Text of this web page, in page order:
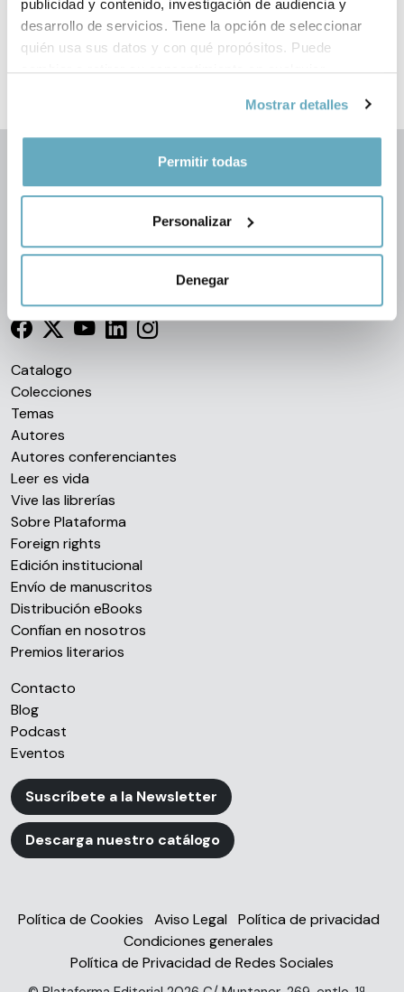
publicidad y contenido, investigación de audiencia y
desarrollo de servicios. Tiene la opción de seleccionar
quién usa sus datos y con qué propósitos. Puede
cambiar o retirar su consentimiento en cualquier
Si lo permite, también quisiéramos:
geográfica que puede tener una precisión de varios
Identificar su dispositivo analizándolo activamente
datos personales y establezca sus preferencias en la
consentimiento en cualquier momento en la Declaración
de cookies.
Las cookies de este sitio web se usan para personalizar
el contenido y los anuncios, ofrecer funciones de redes
sociales y analizar el tráfico. Además, compartimos
información sobre el uso que haga del sitio web con
nuestros partners de redes sociales, publicidad y análisis
web, quienes pueden combinarla con otra información
que les haya proporcionado o que hayan recopilado a
partir del uso que haya hecho de sus servicios.
Mostrar detalles
Permitir todas
Personalizar
Denegar
Libros de Mª Pilar Ibern (Gavina)
Catalogo
Colecciones
Temas
Autores
Autores conferenciantes
Leer es vida
Vive las librerías
Sobre Plataforma
Foreign rights
Edición institucional
Envío de manuscritos
Distribución eBooks
Confían en nosotros
Premios literarios
Contacto
Blog
Podcast
Eventos
Suscríbete a la Newsletter
Descarga nuestro catálogo
Política de Cookies Aviso Legal
Política de privacidad
Condiciones generales
Política de Privacidad de Redes Sociales